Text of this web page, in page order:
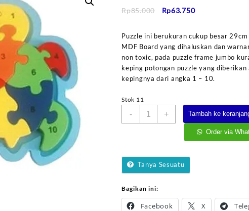
Rp85.000
Harga
adalah:
Rp85.000.
Rp63.750Harga
ini
adalah:
Rp63.750.
Puzzle ini berukuran cukup besar
MDF Board yang dihaluskan dan
non toxic, pada puzzle frame jumbo
keping potongan puzzle yang
kepingnya dari angka 1 – 10.
Stok 11
-
Kuantitas
kura
+ Tambah ke
Order via
Tanya Sesuatu
Bagikan ini:
Facebook X